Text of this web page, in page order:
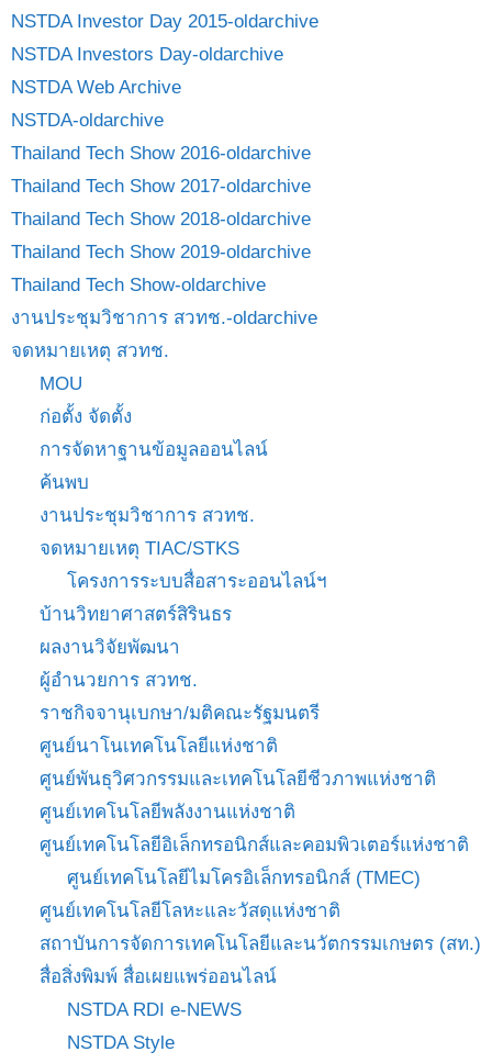
NSTDA Investor Day 2015-oldarchive
NSTDA Investors Day-oldarchive
NSTDA Web Archive
NSTDA-oldarchive
Thailand Tech Show 2016-oldarchive
Thailand Tech Show 2017-oldarchive
Thailand Tech Show 2018-oldarchive
Thailand Tech Show 2019-oldarchive
Thailand Tech Show-oldarchive
งานประชุมวิชาการ สวทช.-oldarchive
จดหมายเหตุ สวทช.
MOU
ก่อตั้ง จัดตั้ง
การจัดหาฐานข้อมูลออนไลน์
ค้นพบ
งานประชุมวิชาการ สวทช.
จดหมายเหตุ TIAC/STKS
โครงการระบบสื่อสาระออนไลน์ฯ
บ้านวิทยาศาสตร์สิรินธร
ผลงานวิจัยพัฒนา
ผู้อำนวยการ สวทช.
ราชกิจจานุเบกษา/มติคณะรัฐมนตรี
ศูนย์นาโนเทคโนโลยีแห่งชาติ
ศูนย์พันธุวิศวกรรมและเทคโนโลยีชีวภาพแห่งชาติ
ศูนย์เทคโนโลยีพลังงานแห่งชาติ
ศูนย์เทคโนโลยีอิเล็กทรอนิกส์และคอมพิวเตอร์แห่งชาติ
ศูนย์เทคโนโลยีไมโครอิเล็กทรอนิกส์ (TMEC)
ศูนย์เทคโนโลยีโลหะและวัสดุแห่งชาติ
สถาบันการจัดการเทคโนโลยีและนวัตกรรมเกษตร (สท.)
สื่อสิ่งพิมพ์ สื่อเผยแพร่ออนไลน์
NSTDA RDI e-NEWS
NSTDA Style